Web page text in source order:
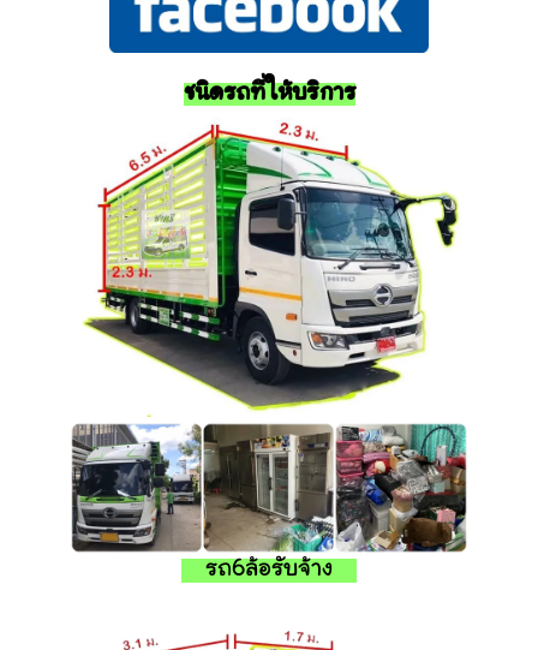
ชนิดรถที่ให้บริการ
รถ6ล้อรับจ้าง